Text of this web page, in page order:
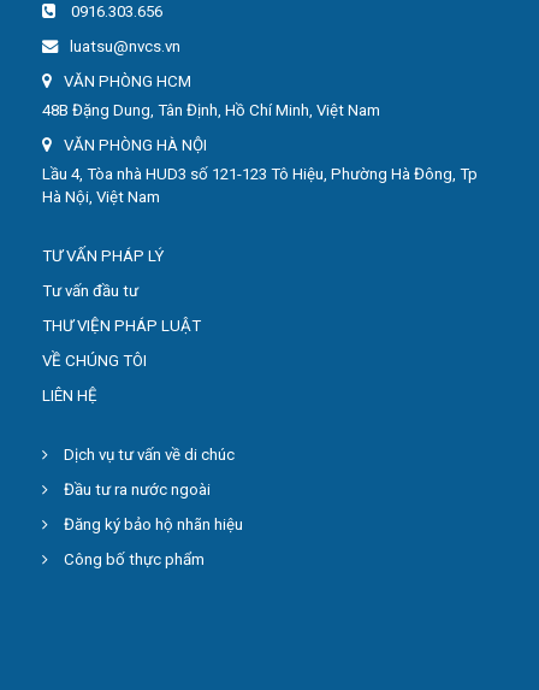
0916.303.656
luatsu@nvcs.vn
VĂN PHÒNG HCM
48B Đặng Dung, Tân Định, Hồ Chí Minh, Việt Nam
VĂN PHÒNG HÀ NỘI
Lầu 4, Tòa nhà HUD3 số 121-123 Tô Hiệu, Phường Hà Đông, Tp
Hà Nội, Việt Nam
TƯ VẤN PHÁP LÝ
Tư vấn đầu tư
THƯ VIỆN PHÁP LUẬT
VỀ CHÚNG TÔI
LIÊN HỆ
Dịch vụ tư vấn về di chúc
Đầu tư ra nước ngoài
Đăng ký bảo hộ nhãn hiệu
Công bố thực phẩm